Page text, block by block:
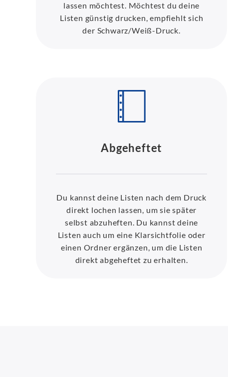
lassen möchtest. Möchtest du deine
Listen günstig drucken, empfiehlt sich
der Schwarz/Weiß-Druck.
Abgeheftet
Du kannst deine Listen nach dem Druck
direkt lochen lassen, um sie später
selbst abzuheften. Du kannst deine
Listen auch um eine Klarsichtfolie oder
einen Ordner ergänzen, um die Listen
direkt abgeheftet zu erhalten.